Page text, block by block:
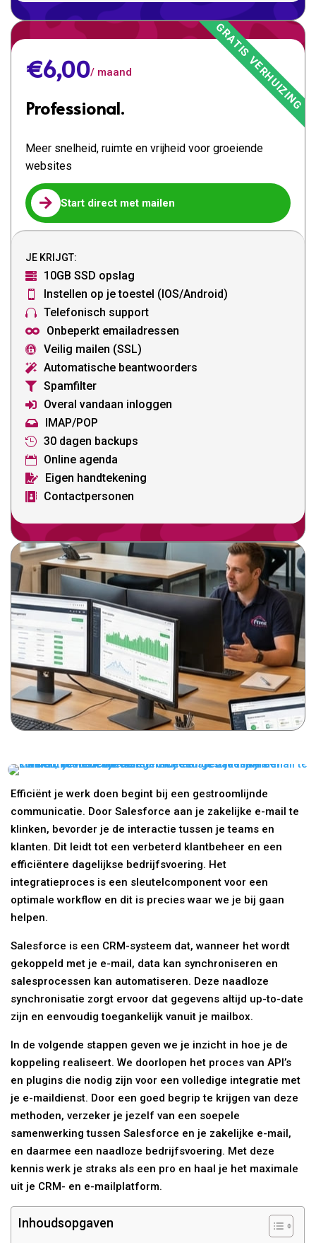
€6,00/ maand
Professional.
Meer snelheid, ruimte en vrijheid voor groeiende
websites
 Start direct met mailen
JE KRIJGT:

10GB SSD opslag
 Instellen op je toestel (IOS/Android)
 Telefonisch support
 Onbeperkt emailadressen
 Veilig mailen (SSL)
 Automatische beantwoorders
 Spamfilter
 Overal vandaan inloggen
 IMAP/POP
 30 dagen backups
 Online agenda
 Eigen handtekening
 Contactpersonen
Efficiënt je werk doen begint bij een gestroomlijnde
communicatie. Door Salesforce aan je zakelijke e-mail te
klinken, bevorder je de interactie tussen je teams en
klanten. Dit leidt tot een verbeterd klantbeheer en een
efficiëntere dagelijkse bedrijfsvoering. Het
integratieproces is een sleutelcomponent voor een
optimale workflow en dit is precies waar we je bij gaan
helpen.
Salesforce is een CRM-systeem dat, wanneer het wordt
gekoppeld met je e-mail, data kan synchroniseren en
salesprocessen kan automatiseren. Deze naadloze
synchronisatie zorgt ervoor dat gegevens altijd up-to-date
zijn en eenvoudig toegankelijk vanuit je mailbox.
In de volgende stappen geven we je inzicht in hoe je de
koppeling realiseert. We doorlopen het proces van API’s
en plugins die nodig zijn voor een volledige integratie met
je e-maildienst. Door een goed begrip te krijgen van deze
methoden, verzeker je jezelf van een soepele
samenwerking tussen Salesforce en je zakelijke e-mail,
en daarmee een naadloze bedrijfsvoering. Met deze
kennis werk je straks als een pro en haal je het maximale
uit je CRM- en e-mailplatform.
Inhoudsopgaven